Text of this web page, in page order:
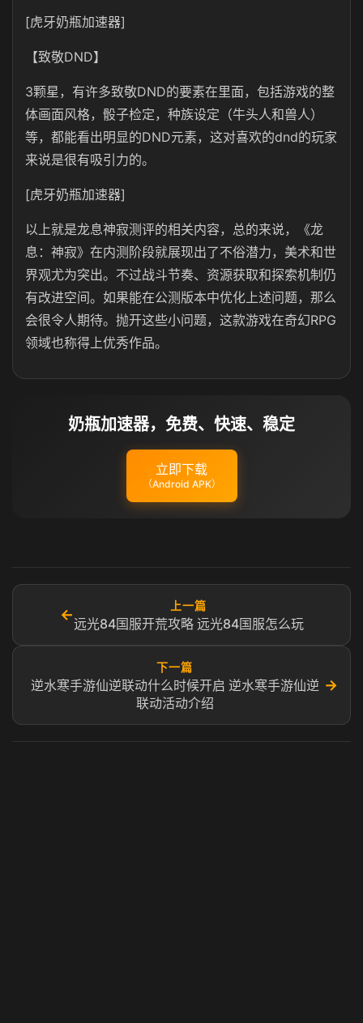
[虎牙奶瓶加速器]
【致敬DND】
3颗星，有许多致敬DND的要素在里面，包括游戏的整
体画面风格，骰子检定，种族设定（牛头人和兽人）
等，都能看出明显的DND元素，这对喜欢的dnd的玩家
来说是很有吸引力的。
[虎牙奶瓶加速器]
以上就是龙息神寂测评的相关内容，总的来说，《龙
息：神寂》在内测阶段就展现出了不俗潜力，美术和世
界观尤为突出。不过战斗节奏、资源获取和探索机制仍
有改进空间。如果能在公测版本中优化上述问题，那么
会很令人期待。抛开这些小问题，这款游戏在奇幻RPG
领域也称得上优秀作品。
奶瓶加速器，免费、快速、稳定
立即下载
（Android APK）
←
上一篇
远光84国服开荒攻略 远光84国服怎么玩
下一篇
逆水寒手游仙逆联动什么时候开启 逆水寒手游仙逆
联动活动介绍
→